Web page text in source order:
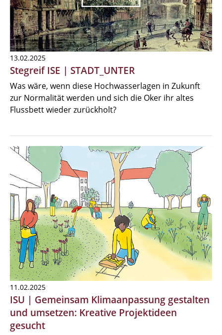
13.02.2025
Stegreif ISE | STADT_UNTER
Was wäre, wenn diese Hochwasserlagen in Zukunft
zur Normalität werden und sich die Oker ihr altes
Flussbett wieder zurückholt?
11.02.2025
ISU | Gemeinsam Klimaanpassung gestalten
und umsetzen: Kreative Projektideen
gesucht